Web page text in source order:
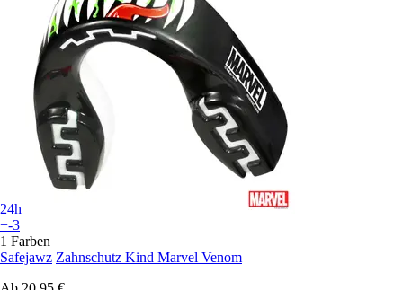
24h
+-3
1 Farben
Safejawz Zahnschutz Kind Marvel Venom